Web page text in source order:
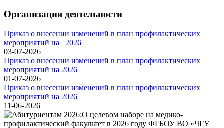
Организация деятельности
Приказ о внесении изменений в план профилактических
мероприятий на _2026
03-07-2026
Приказ о внесении изменений в план профилактических
мероприятий на 2026
01-07-2026
Приказ о внесении изменений в план профилактических
мероприятий на 2026
11-06-2026